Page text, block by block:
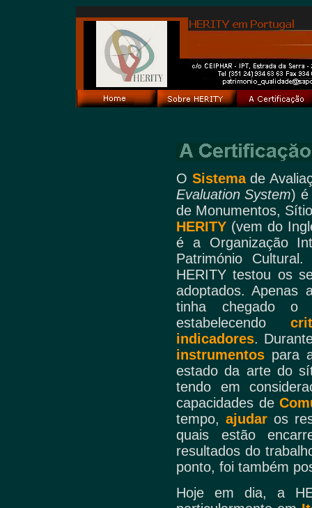
O Sistemade
Evaluation System) é
de Monumentos,
HERITY (vem do
é a Organização
Património
HERITY testou os
adoptados.
tinha chegado o
estabelecendo
indicadores.
instrumentos para
estado da arte do
tendo em
capacidades de
tempo, ajudaros
quais estão
resultados do
ponto, foi também
Hoje em dia, a